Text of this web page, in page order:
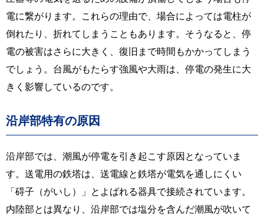
電に繋がります。これらの理由で、場合によっては電柱が
倒れたり、折れてしまうこともあります。そうなると、停
電の被害はさらに大きく、復旧まで時間もかかってしまう
でしょう。台風がもたらす強風や大雨は、停電の発生に大
きく影響しているのです。
沿岸部特有の原因
沿岸部では、潮風が停電を引き起こす原因となっていま
す。送電用の鉄塔は、送電線と鉄塔が電気を通しにくい
「碍子（がいし）」とよばれる器具で接続されています。
内陸部とは異なり、沿岸部では塩分を含んだ潮風が吹いて